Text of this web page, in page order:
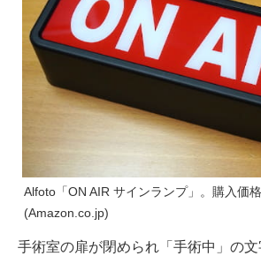
Alfoto「ON AIR サインランプ」。購入価
(Amazon.co.jp)
手術室の扉が閉められ「手術中」の